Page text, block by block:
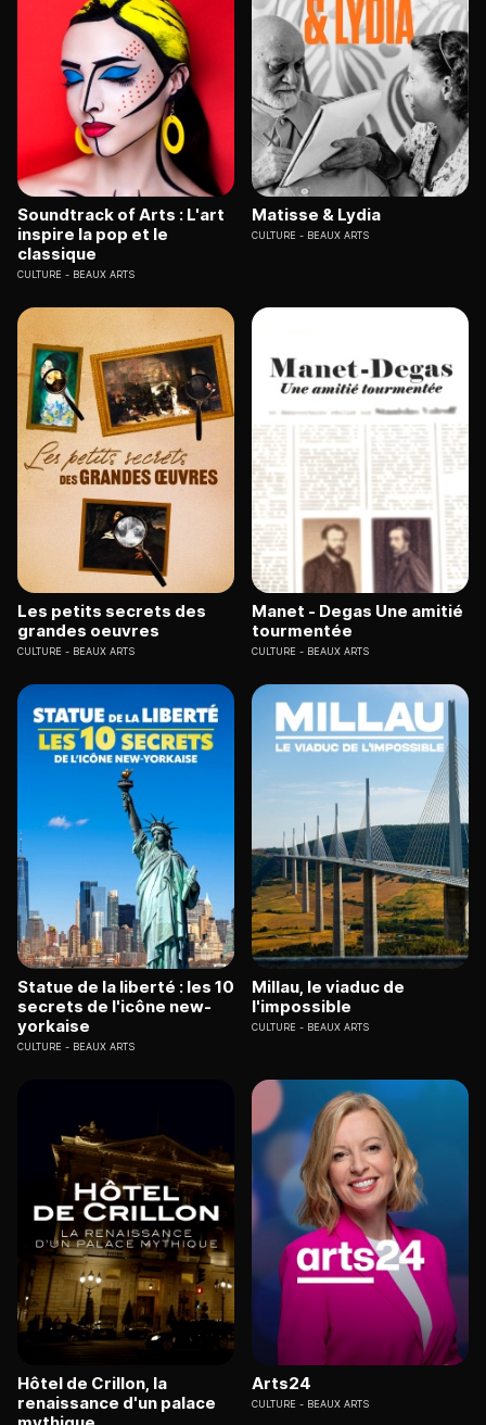
Soundtrack of Arts : L'art
inspire la pop et le
classique
CULTURE BEAUX ARTS
Matisse & Lydia
CULTURE BEAUX ARTS
Les petits secrets des
grandes oeuvres
CULTURE BEAUX ARTS
Manet - Degas Une amitié
tourmentée
CULTURE BEAUX ARTS
Statue de la liberté : les 10
secrets de l'icône new-
yorkaise
CULTURE BEAUX ARTS
Millau, le viaduc de
l'impossible
CULTURE BEAUX ARTS
Hôtel de Crillon, la
renaissance d'un palace
Arts24
CULTURE BEAUX ARTS